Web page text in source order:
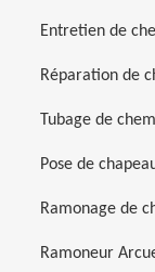
Entretien de
Réparation de
Tubage de
Pose de
Ramonage de
Ramoneur